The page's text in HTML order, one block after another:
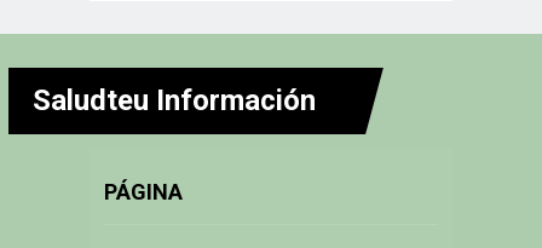
Saludteu Información
PÁGINA